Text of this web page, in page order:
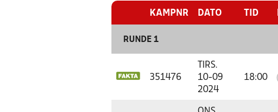
KAMPNR DATO TID
RUNDE 1
351476
TIRS.
10-09
2024
18:00